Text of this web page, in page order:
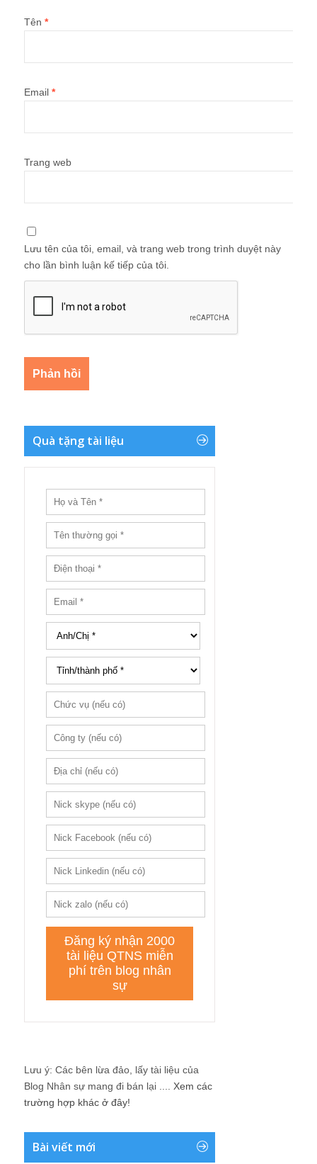
Tên *
Email *
Trang web
Lưu tên của tôi, email, và trang web trong trình duyệt này
cho lần bình luận kế tiếp của tôi.
Quà tặng tài liệu
Lưu ý: Các bên lừa đảo, lấy tài liệu của
Blog Nhân sự mang đi bán lại .... Xem các
trường hợp khác ở đây!
Bài viết mới